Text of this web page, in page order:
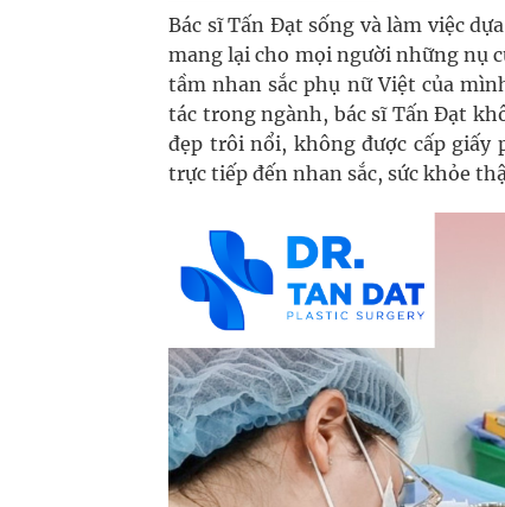
Bác sĩ Tấn Đạt sống và làm việc
mang lại cho mọi người những nụ
tầm nhan sắc phụ nữ Việt của
tác trong ngành, bác sĩ Tấn Đạt
đẹp trôi nổi, không được cấp
trực tiếp đến nhan sắc, sức khỏe